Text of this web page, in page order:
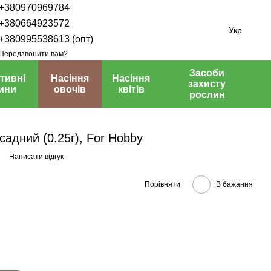
(опт)
Передзвонити вам?
Укр
Насіння
овочів
Насіння
квітів
Засоби
захисту
рослин
(0.25г), For Hobby
Написати відгук
Порівняти В бажання